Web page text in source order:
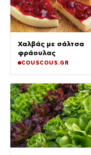
Χαλβάς με σάλτσα
φράουλας
COUSCOUS.GR